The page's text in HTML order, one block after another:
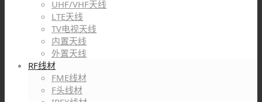
UHF/VHF天线
LTE天线
TV电视天线
内置天线
外置天线
RF线材
FME线材
F头线材